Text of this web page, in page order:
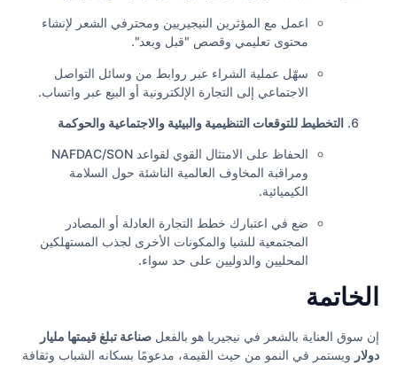
اعمل مع المؤثرين النيجيريين ومحترفي الشعر لإنشاء
محتوى تعليمي وقصص "قبل وبعد".
سهّل عملية الشراء عبر روابط من وسائل التواصل
الاجتماعي إلى التجارة الإلكترونية أو البيع عبر واتساب.
التخطيط للتوقعات التنظيمية والبيئية والاجتماعية والحوكمة
الحفاظ على الامتثال القوي لقواعد NAFDAC/SON
ومراقبة المخاوف العالمية الناشئة حول السلامة
الكيميائية.
ضع في اعتبارك خطط التجارة العادلة أو المصادر
المجتمعية للشيا والمكونات الأخرى لجذب المستهلكين
المحليين والدوليين على حد سواء.
الخاتمة
إن سوق العناية بالشعر في نيجيريا هو بالفعل صناعة تبلغ قيمتها مليار
دولار ويستمر في النمو من حيث القيمة، مدعومًا بسكانه الشباب وثقافة